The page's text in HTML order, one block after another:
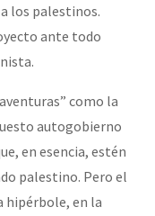
los palestinos.
ante todo
como la
autogobierno
en esencia, estén
palestino. Pero el
hipérbole, en la